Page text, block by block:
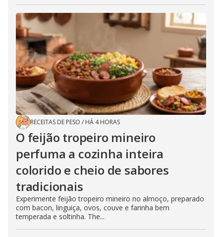
RECEITAS DE PESO / HÁ 4 HORAS
O feijão tropeiro mineiro
perfuma a cozinha inteira
colorido e cheio de sabores
tradicionais
Experimente feijão tropeiro mineiro no almoço, preparado
com bacon, linguiça, ovos, couve e farinha bem
temperada e soltinha. The...